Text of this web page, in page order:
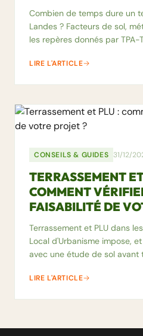
Combien de temps dure un
Landes ? Facteurs de sol,
les repères donnés par TPA-
LIRE L'ARTICLE
CONSEILS & GUIDES 31/12/
TERRASSEMENT
COMMENT
FAISABILITÉ DE
Terrassement et PLU dans
Local d'Urbanisme impose,
avec une étude de sol avant
LIRE L'ARTICLE